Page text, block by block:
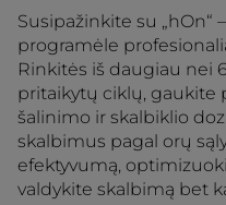
Susipažinkite su „hOn“
programėle
Rinkitės iš daugiau nei
pritaikytų ciklų, gaukite
šalinimo ir skalbiklio
skalbimus pagal orų
efektyvumą,
valdykite skalbimą bet